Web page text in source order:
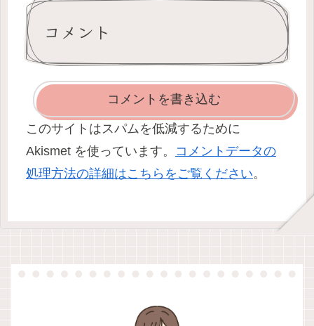
コメント
コメントを書き込む
このサイトはスパムを低減するために
Akismet を使っています。 コメントデータの
処理方法の詳細はこちらをご覧ください。